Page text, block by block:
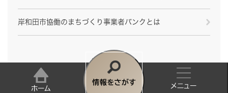
情
岸和田市協働のまちづくり事業者バンクとは
関連リンク